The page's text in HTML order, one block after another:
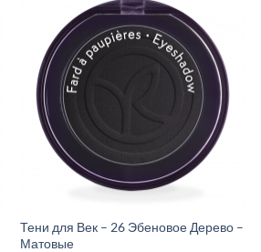
Тени для Век – 26 Эбеновое Дерево –
Матовые